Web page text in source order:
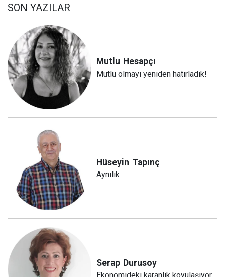
SON YAZILAR
Mutlu Hesapçı
Mutlu olmayı yeniden hatırladık!
Hüseyin Tapınç
Aynılık
Serap Durusoy